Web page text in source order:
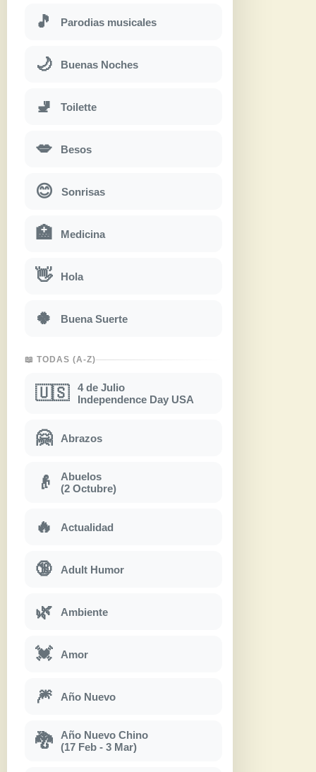
🎵 Parodias musicales
🌙 Buenas Noches
🚽 Toilette
💋 Besos
😊 Sonrisas
🏥 Medicina
👋 Hola
🍀 Buena Suerte
📖 TODAS (A-Z)
🇺🇸
4 de Julio
Independence Day USA
🤗 Abrazos
👴
Abuelos
(2 Octubre)
🔥 Actualidad
🔞 Adult Humor
🌿 Ambiente
💓 Amor
🎆 Año Nuevo
🐉
Año Nuevo Chino
(17 Feb - 3 Mar)